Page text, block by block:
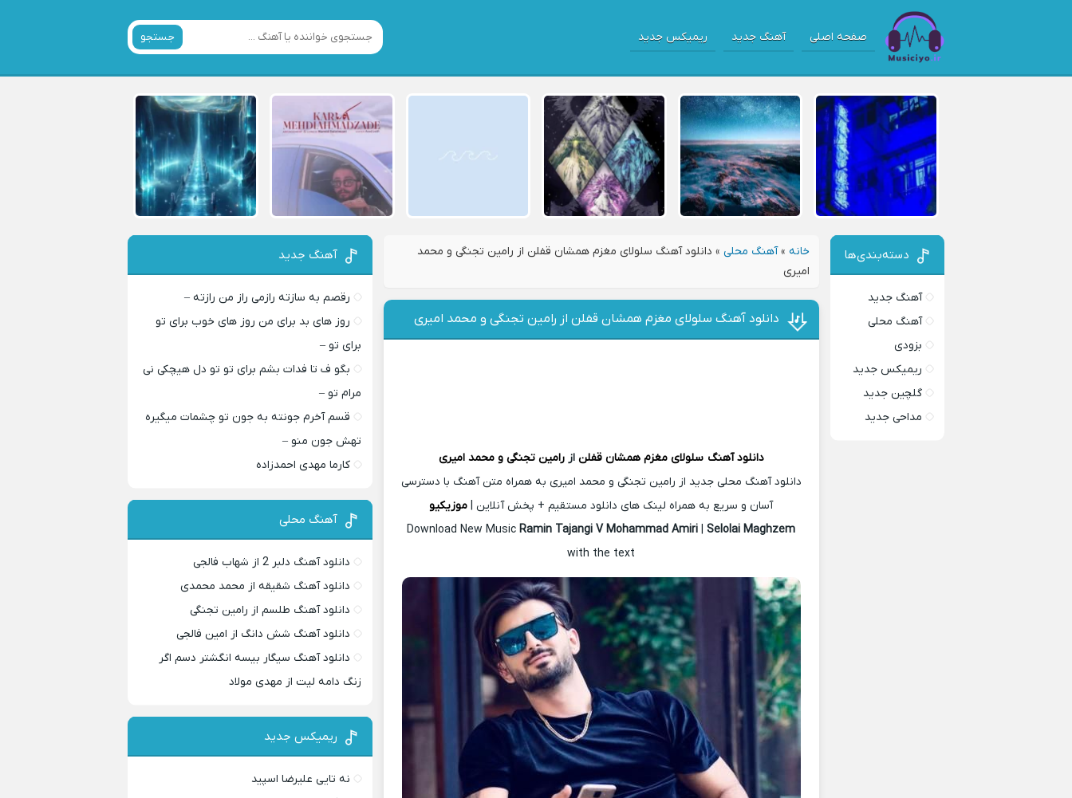
صفحه اصلی آهنگ جدید ریمیکس جدید جستجو
خانه »آهنگ محلی » دانلود آهنگ سلولای مغزم همشان قفلن از رامین تجنگی و محمد
امیری
دانلود آهنگ سلولای مغزم همشان قفلن از رامین تجنگی و محمد امیری
دانلود آهنگ سلولای مغزم همشان قفلن ازرامین تجنگی و محمد امیری
دانلود آهنگ محلی جدید از رامین تجنگی و محمد امیری به همراه متن آهنگ با دسترسی
آسان و سریع به همراه لینک های دانلود مستقیم + پخش آنلاین | موزیکیو
Download New MusicRamin Tajangi V Mohammad Amiri |Selolai Maghzem
with the text
دسته‌بندی‌ها
آهنگ جدید
آهنگ محلی
بزودی
ریمیکس جدید
گلچین جدید
مداحی جدید
آهنگ جدید
رقصم به سازته رازمی راز من رازته –
روز های بد برای من روز های خوب برای تو
برای تو –
بگو ف تا فدات بشم برای تو تو دل هیچکی نی
مرام تو –
قسم آخرم جونته به جون تو چشمات میگیره
تهش جون منو –
کارما مهدی احمدزاده
آهنگ محلی
دانلود آهنگ دلبر 2 از شهاب فالجی
دانلود آهنگ شقیقه از محمد محمدی
دانلود آهنگ طلسم از رامین تجنگی
دانلود آهنگ شش دانگ از امین فالجی
دانلود آهنگ سیگار بیسه انگشتر دسم اگر
زنگ دامه لیت از مهدی مولاد
ریمیکس جدید
نه تایی علیرضا اسپید